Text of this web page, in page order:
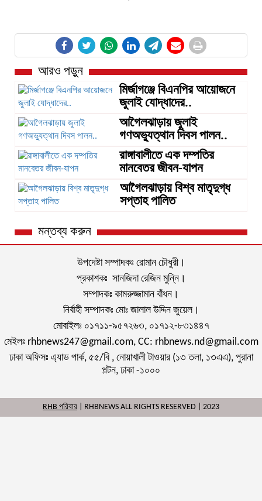
আরও পড়ুন
মির্জাগঞ্জে বিএনপির আয়োজনে
জুলাই যোদ্ধাদের..
আগৈলঝাড়ায় জুলাই
গণঅভ্যুত্থান দিবস পালন..
রাঙ্গাবালীতে এক দম্পতির
মানবেতর জীবন-যাপন
আগৈলঝাড়ায় বিশ্ব মাতৃদুগ্ধ
সপ্তাহ পালিত
মন্তব্য করুন
উপদেষ্টা সম্পাদকঃ রোমান চৌধুরী।
প্রকাশকঃ সানজিদা রেজিন মুন্নি।
সম্পাদকঃ কামরুজ্জামান বাঁধন।
নির্বাহী সম্পাদকঃ মোঃ জালাল উদ্দিন জুয়েল।
মোবাইলঃ ০১৭১১-৯৫৭২৬৩, ০১৭১২-৮৩১৪৪৭
মেইলঃ rhbnews247@gmail.com, CC: rhbnews.nd@gmail.com
ঢাকা অফিসঃ এ্যাড পার্ক, ৫৫/বি , নোয়াখালী টাওয়ার (১৩ তলা, ১৩এএ), পুরানা
পল্টন, ঢাকা -১০০০
RHB পরিবার | RHBNEWS ALL RIGHTS RESERVED | 2023